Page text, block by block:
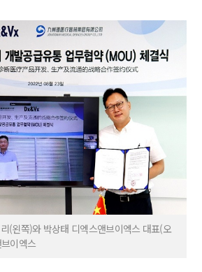
(왼쪽)와 박상태 디엑스앤브이엑스 대표(오
이엑스